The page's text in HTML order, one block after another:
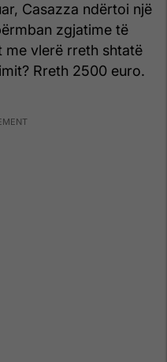
Casazza ndërtoi një
zgjatime të
vlerë rreth shtatë
Rreth 2500 euro.